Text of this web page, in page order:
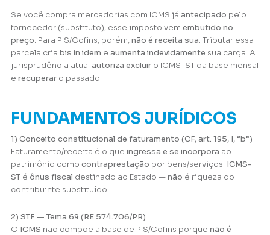
Se você compra mercadorias com ICMS já antecipado pelo
fornecedor (substituto), esse imposto vem embutido no
preço. Para PIS/Cofins, porém,não é receita sua. Tributar essa
parcela cria bis in idem e aumenta indevidamente sua carga. A
jurisprudência atual autoriza excluir o ICMS-ST da base mensal
e recuperar o passado.
FUNDAMENTOS JURÍDICOS
1) Conceito constitucional de faturamento (CF, art. 195, I, “b”)
Faturamento/receita é o que ingressa e se incorpora ao
patrimônio como contraprestação por bens/serviços. ICMS-
ST é ônus fiscal destinado ao Estado —não é riqueza do
contribuinte substituído.
2) STF — Tema 69 (RE 574.706/PR)
O ICMS não compõe a base de PIS/Cofins porque não é